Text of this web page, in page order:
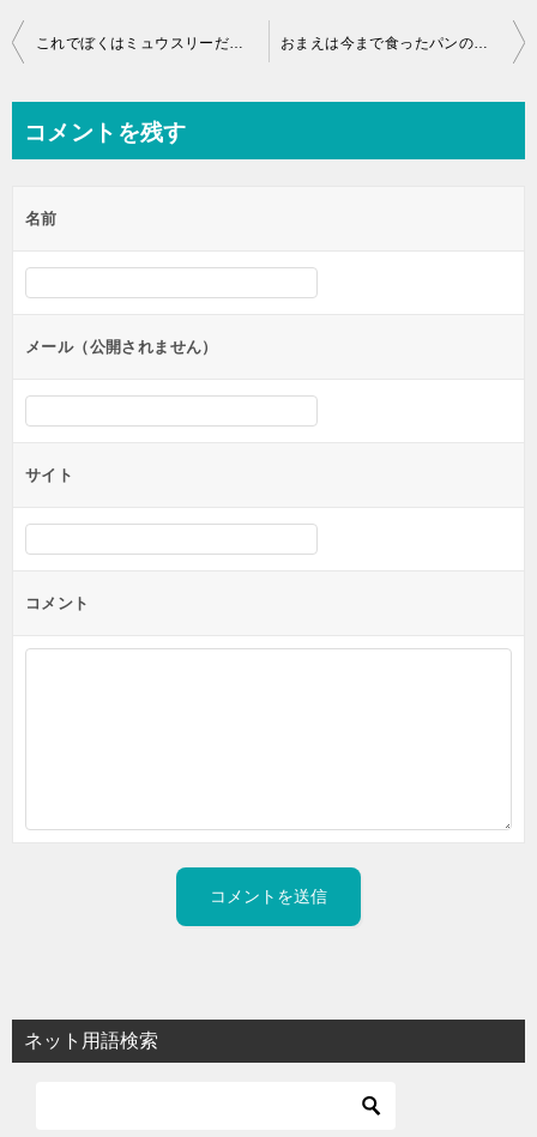
投
ビ
ー
シ
ン
これでぼくはミュウスリーだっぴ おまえは今まで食ったパンの枚数をおぼえているのか？
コメントを残す
名前
メール（公開されません）
サイト
コメント
ネット用語検索